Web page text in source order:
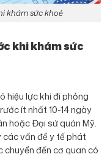
khám sức khoẻ
khi khám sức
hiệu lực khi đi phỏng
ít nhất 10-14 ngày
hoặc Đại sứ quán Mỹ.
vấn đề y tế phát
đến cơ quan có